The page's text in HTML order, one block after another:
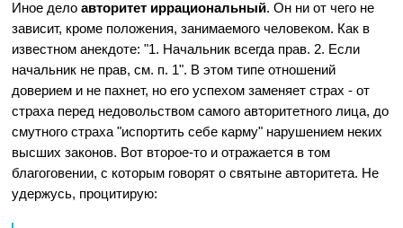
Иное делоавторитет иррациональный. Он ни от чего не
зависит, кроме положения, занимаемого человеком. Как в
известном анекдоте: "1. Начальник всегда прав. 2. Если
начальник не прав, см. п. 1". В этом типе отношений
доверием и не пахнет, но его успехом заменяет страх - от
страха перед недовольством самого авторитетного лица, до
смутного страха "испортить себе карму" нарушением неких
высших законов. Вот второе-то и отражается в том
благоговении, с которым говорят о святыне авторитета. Не
удержусь, процитирую: